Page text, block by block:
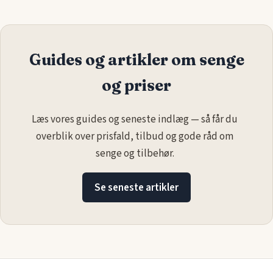
Guides og artikler om senge
og priser
Læs vores guides og seneste indlæg — så får du
overblik over prisfald, tilbud og gode råd om
senge og tilbehør.
Se seneste artikler